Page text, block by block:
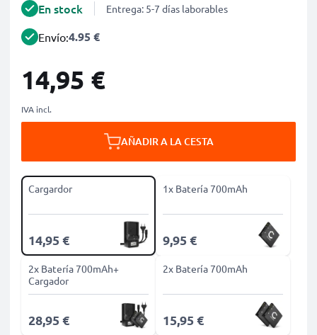
En stock Entrega: 5-7 días laborables
Envío:4.95 €
14,95 €
IVA incl.
AÑADIR A LA CESTA
Cargardor
14,95 €
1x Batería 700mAh
9,95 €
2x Batería 700mAh+
Cargador
28,95 €
2x Batería 700mAh
15,95 €